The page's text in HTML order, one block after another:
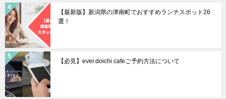
【最新版】新潟県の津南町でおすすめランチスポット26
選！
【必見】ever.doichi cafeご予約方法について